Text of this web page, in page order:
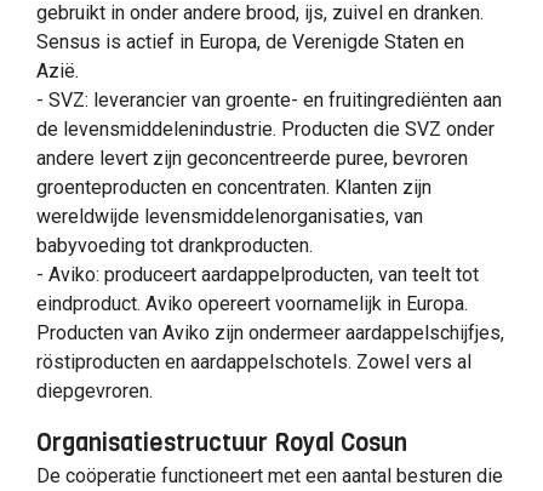
gebruikt in onder andere brood, ijs, zuivel en dranken.
Sensus is actief in Europa, de Verenigde Staten en
Azië.
- SVZ: leverancier van groente- en fruitingrediënten aan
de levensmiddelenindustrie. Producten die SVZ onder
andere levert zijn geconcentreerde puree, bevroren
groenteproducten en concentraten. Klanten zijn
wereldwijde levensmiddelenorganisaties, van
babyvoeding tot drankproducten.
- Aviko: produceert aardappelproducten, van teelt tot
eindproduct. Aviko opereert voornamelijk in Europa.
Producten van Aviko zijn ondermeer aardappelschijfjes,
röstiproducten en aardappelschotels. Zowel vers al
diepgevroren.
Organisatiestructuur Royal Cosun
De coöperatie functioneert met een aantal besturen die